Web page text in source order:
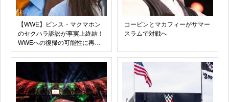
【WWE】ビンス・マクマホン
のセクハラ訴訟が事実上終結！
WWEへの復帰の可能性に再び
注目
コービンとマカフィーがサマー
スラムで対戦へ